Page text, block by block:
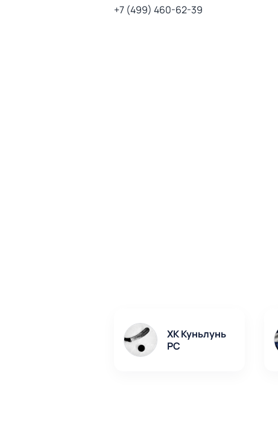
+7 (499) 460-62-39
ХК Куньлунь
РС